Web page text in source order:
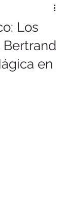
Los
Bertrand
en